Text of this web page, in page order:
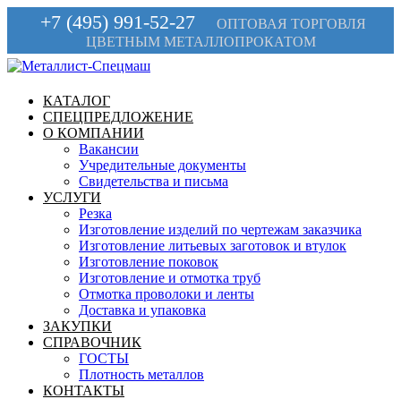
+7 (495) 991-52-27
ОПТОВАЯ ТОРГОВЛЯ
ЦВЕТНЫМ МЕТАЛЛОПРОКАТОМ
КАТАЛОГ
СПЕЦПРЕДЛОЖЕНИЕ
О КОМПАНИИ
Вакансии
Учредительные документы
Свидетельства и письма
УСЛУГИ
Резка
Изготовление изделий по чертежам заказчика
Изготовление литьевых заготовок и втулок
Изготовление поковок
Изготовление и отмотка труб
Отмотка проволоки и ленты
Доставка и упаковка
ЗАКУПКИ
СПРАВОЧНИК
ГОСТЫ
Плотность металлов
КОНТАКТЫ